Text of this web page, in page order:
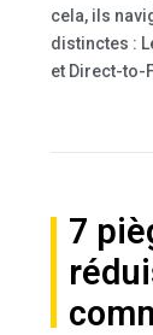
cela, ils
distinctes :
et Direct-to-
7